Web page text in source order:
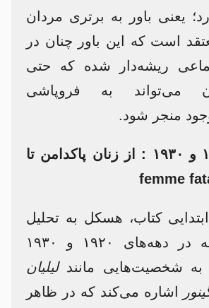
یعنی باور به برتری مردان
است که این باور چنان در
ریشه‌دار شده که حتی
می‌تواند به فروپاشی
منجر شود.​
دهه های ۱۹۲۰ و ۱۹۳۰ : از زنان پاکدامن تا
کتاب، هسکل به تحلیل
نقش‌های زنانه در دهه‌های ۱۹۲۰ و ۱۹۳۰
به شخصیت‌هایی مانندلیلیان
اشاره می‌کند که در ظاهر